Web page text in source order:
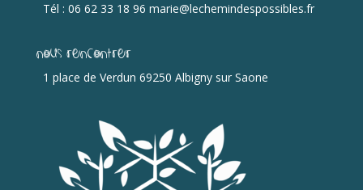
Tél : 06 62 33 18 96 marie@lechemindespossibles.fr
Nous rencontrer
1 place de Verdun 69250 Albigny sur Saone